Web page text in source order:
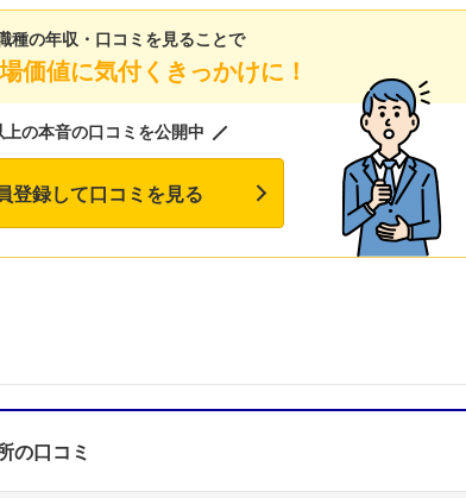
種の年収・口コミを見ることで
価値に気付くきっかけに！
の本音の口コミを公開中
登録して口コミを見る
の口コミ